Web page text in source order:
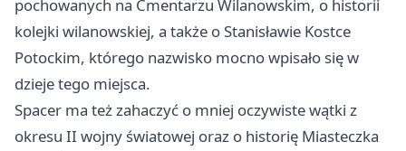
pochowanych na Cmentarzu Wilanowskim, o historii
kolejki wilanowskiej, a także o Stanisławie Kostce
Potockim, którego nazwisko mocno wpisało się w
dzieje tego miejsca.
Spacer ma też zahaczyć o mniej oczywiste wątki z
okresu II wojny światowej oraz o historię Miasteczka